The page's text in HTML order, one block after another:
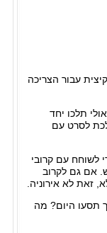
עבור הצריכה
תלכו יחד
לסרט עם
לשוחח עם קרובי
אם גם לקרוב
זאת לא אירוניה.
תסעו היום? מה